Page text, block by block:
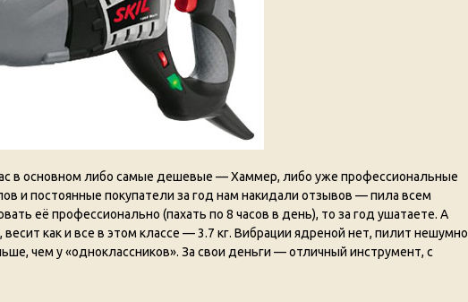
в основном либо самые дешевые — Хаммер, либо уже профессиональные
и постоянные покупатели за год нам накидали отзывов — пила всем
её профессионально (пахать по 8 часов в день), то за год ушатаете. А
как и все в этом классе — 3.7 кг. Вибрации ядреной нет, пилит нешумно
чем у «одноклассников». За свои деньги — отличный инструмент, с